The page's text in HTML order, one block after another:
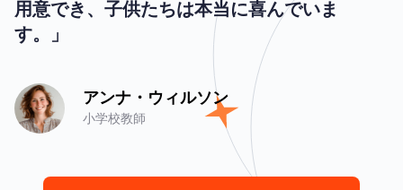
用意でき、子供たちは本当に喜んでいま
す。」
アンナ・ウィルソン
小学校教師